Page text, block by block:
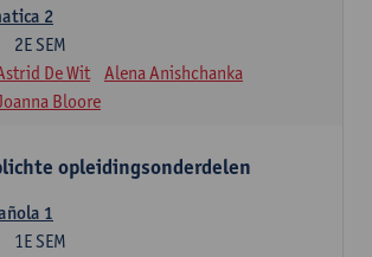
2
2E SEM
De Wit
Alena Anishchanka
Bloore
opleidingsonderdelen
1
1E SEM